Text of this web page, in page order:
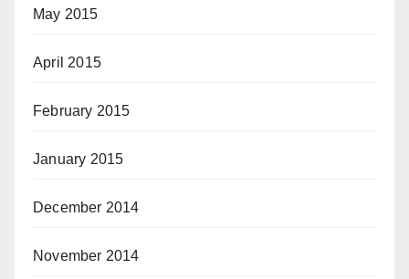
May 2015
April 2015
February 2015
January 2015
December 2014
November 2014